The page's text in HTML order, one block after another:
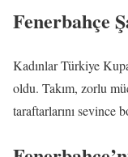
Fenerbahçe
Kadınlar Türkiye
oldu. Takım, zorlu
taraftarlarını sevince